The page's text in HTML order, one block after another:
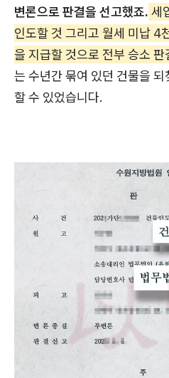
변론으로 판결을 선고했죠. 세
인도할 것 그리고 월세 미납 4
을 지급할 것으로 전부 승소
는 수년간 묶여 있던 건물을
할 수 있었습니다.